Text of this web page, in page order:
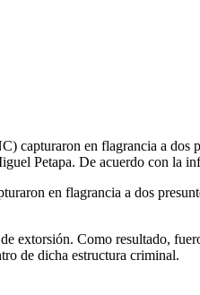
en flagrancia a dos
Petapa. De acuerdo con la
en flagrancia a dos
extorsión. Como resultado,
de dicha estructura criminal.